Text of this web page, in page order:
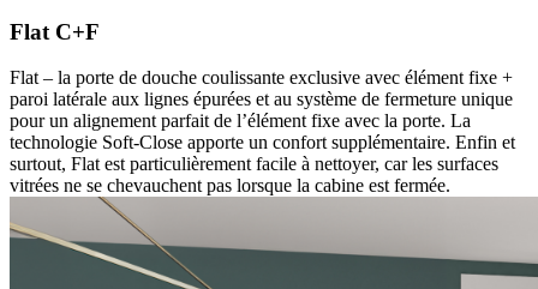
Flat C+F
Flat – la porte de douche coulissante exclusive avec élément fixe +
paroi latérale aux lignes épurées et au système de fermeture unique
pour un alignement parfait de l’élément fixe avec la porte. La
technologie Soft-Close apporte un confort supplémentaire. Enfin et
surtout, Flat est particulièrement facile à nettoyer, car les surfaces
vitrées ne se chevauchent pas lorsque la cabine est fermée.